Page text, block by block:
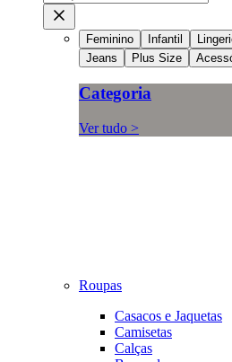
Feminino Infantil
Jeans
Plus Size
Categoria
Ver tudo >
Roupas
Casacos e Jaquetas
Camisetas
Calças